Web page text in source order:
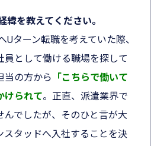
を教えてください。
Uターン転職を考えていた際、
員として働ける職場を探して
当の方から
「こちらで働いて
けられて。正直、派遣業界で
でしたが、そのひと言が大
スタッドへ入社することを決